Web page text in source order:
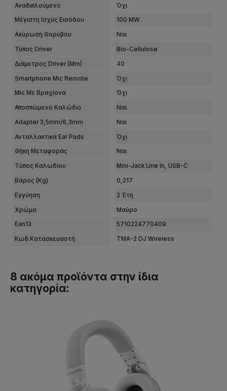
Αναδιπλούμενο Όχι
Μέγιστη Ισχύς Εισόδου 100 MW
Ακύρωση Θορύβου Ναι
Τύπος Driver Bio-Cellulose
Διάμετρος Driver (mm) 40
Smartphone Mic Remote Όχι
Μic Με Βραχίονα Όχι
Αποσπώμενο Καλώδιο Ναι
Adapter 3,5mm/6,3mm Ναι
Ανταλλακτικά Ear Pads Όχι
Θήκη Μεταφοράς Ναι
Tύπος Καλωδίου Mini-Jack Line In, USB-C
Βάρος (kg) 0,217
Εγγύηση 2 Έτη
Χρώμα Μαύρο
Ean13 5710224770409
Κωδ.Κατασκευαστή TMA-2 DJ Wireless
8 ακόμα προϊόντα στην ίδια
κατηγορία: